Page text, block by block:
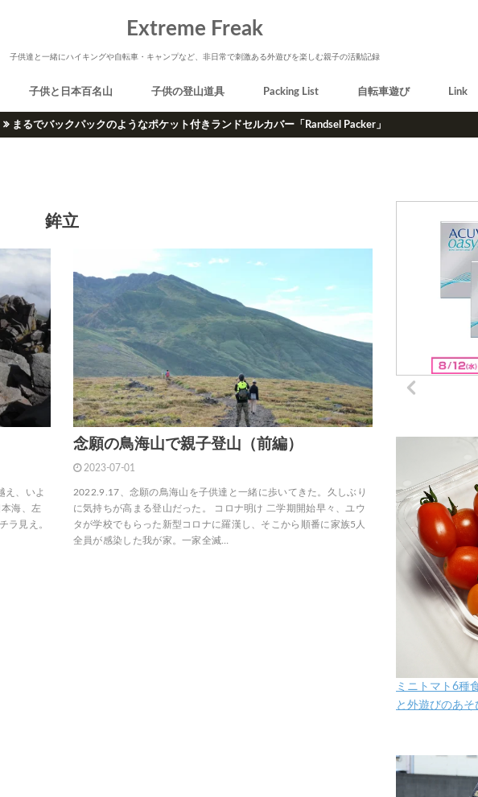
Extreme Freak
子供達と一緒にハイキングや自転車・キャンプなど、非日常で刺激ある外遊びを楽しむ親子の活動記録
子供と日本百名山 子供の登山道具 Packing List 自転車遊び Link
まるでバックパックのようなポケット付きランドセルカバー「Randsel Packer」
鉾立
え、いよ
海、左
ラ見え。
念願の鳥海山で親子登山（前編）
2023-07-01
2022.9.17、念願の鳥海山を子供達と一緒に歩いてきた。久しぶり
に気持ちが高まる登山だった。 コロナ明け 二学期開始早々、ユウ
タが学校でもらった新型コロナに羅漢し、そこから順番に家族5人
全員が感染した我が家。一家全滅…
ミニトマト6種
と外遊びのあ